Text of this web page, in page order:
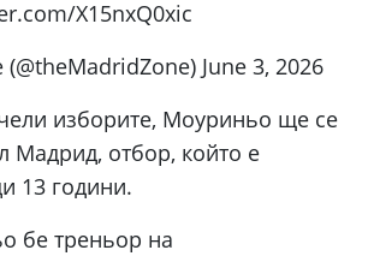
X15nxQ0xic
June 3, 2026
изборите, Моуриньо ще се
Мадрид, отбор, който е
13 години.
бе треньор на